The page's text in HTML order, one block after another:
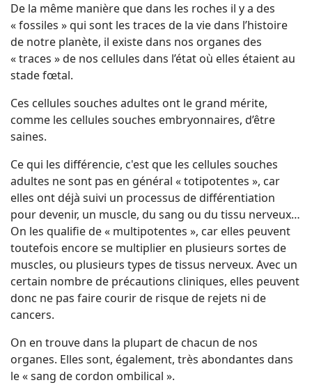
De la même manière que dans les roches il y a des
« fossiles » qui sont les traces de la vie dans l’histoire
de notre planète, il existe dans nos organes des
« traces » de nos cellules dans l’état où elles étaient au
stade fœtal.
Ces cellules souches adultes ont le grand mérite,
comme les cellules souches embryonnaires, d’être
saines.
Ce qui les différencie, c'est que les cellules souches
adultes ne sont pas en général « totipotentes », car
elles ont déjà suivi un processus de différentiation
pour devenir, un muscle, du sang ou du tissu nerveux…
On les qualifie de « multipotentes », car elles peuvent
toutefois encore se multiplier en plusieurs sortes de
muscles, ou plusieurs types de tissus nerveux. Avec un
certain nombre de précautions cliniques, elles peuvent
donc ne pas faire courir de risque de rejets ni de
cancers.
On en trouve dans la plupart de chacun de nos
organes. Elles sont, également, très abondantes dans
le « sang de cordon ombilical ».